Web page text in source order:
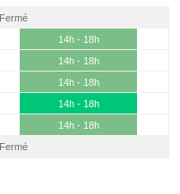
Fermé
14h - 18h
14h - 18h
14h - 18h
14h - 18h
14h - 18h
Fermé